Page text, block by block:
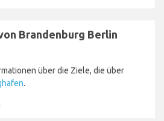
Brandenburg Berlin
über die Ziele, die über
.